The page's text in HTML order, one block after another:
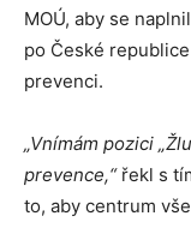
MOÚ, aby se
po České
prevenci.
„Vnímám pozici
prevence,“řekl s
to, aby centrum